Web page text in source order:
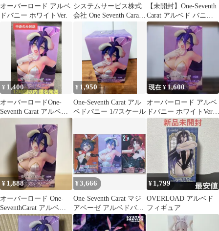
オーバーロード アルベ
ドバニー ホワイトVer.
システムサービス株式
会社 One Seventh Carat
ワイトバニー Ver.
【未開封】One-Seventh
Carat アルベド バニー
Ver. ホワイト
¥ 1,400
オーバーロードOne-
Seventh Carat アルベド
バニー ホワイト
¥ 1,950
One-Seventh Carat アル
ベドバニー 1/7スケール
現在 ¥1,600
オーバーロード アルベ
ドバニー ホワイトVer.
フィギュア
¥ 1,888
オーバーロード One-
SeventhCarat アルベ
ド バニーホワイト
¥3,666
One-Seventh Carat マジ
アベーゼ アルベドバニ
ー レヴィ 3点
¥ 1,799
OVERLOAD アルベド
フィギュア